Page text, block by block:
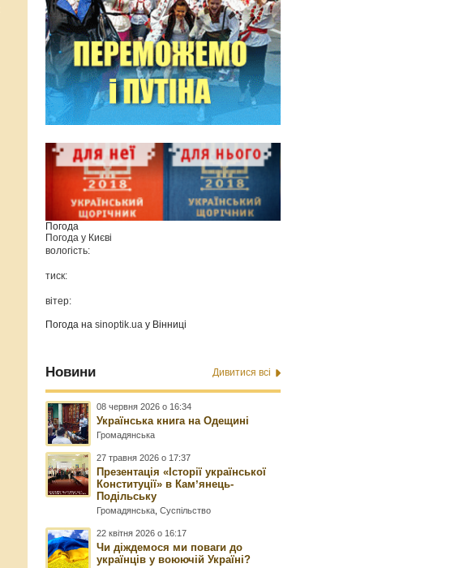
Погода
Погода у Києві
вологість:
тиск:
вітер:
Погода наsinoptik.ua у Вінниці
Новини Дивитися всі
08 червня 2026 о 16:34
Українська книга на Одещині
Громадянська
27 травня 2026 о 17:37
Презентація «Історії української
Конституції» в Камʼянець-
Подільську
Громадянська ,Суспільство
22 квітня 2026 о 16:17
Чи діждемося ми поваги до
українців у воюючій Україні?